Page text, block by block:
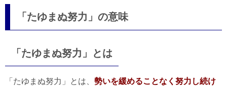
「たゆまぬ努力」の意味
「たゆまぬ努力」とは
「たゆまぬ努力」とは、 勢いを緩めることなく努力し続け